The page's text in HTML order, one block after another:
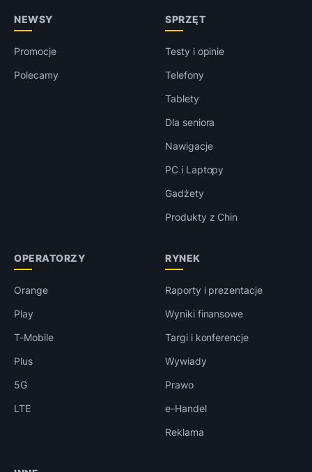
NEWSY
Promocje
Polecamy
SPRZĘT
Testy i opinie
Telefony
Tablety
Dla seniora
Nawigacje
PC i Laptopy
Gadżety
Produkty z Chin
OPERATORZY
Orange
Play
T-Mobile
Plus
5G
LTE
RYNEK
Raporty i prezentacje
Wyniki finansowe
Targi i konferencje
Wywiady
Prawo
e-Handel
Reklama